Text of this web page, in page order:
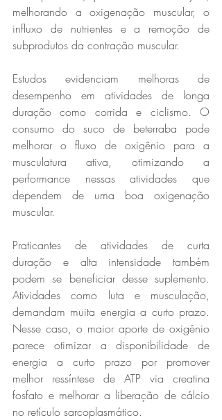
melhorando a oxigenação muscular, o
influxo de nutrientes e a remoção de
subprodutos da contração muscular.
Estudos evidenciam melhoras de
desempenho em atividades de longa
duração como corrida e ciclismo. O
consumo do suco de beterraba pode
melhorar o fluxo de oxigênio para a
musculatura ativa, otimizando a
performance nessas atividades que
dependem de uma boa oxigenação
muscular.
Praticantes de atividades de curta
duração e alta intensidade também
podem se beneficiar desse suplemento.
Atividades como luta e musculação,
demandam muita energia a curto prazo.
Nesse caso, o maior aporte de oxigênio
parece otimizar a disponibilidade de
energia a curto prazo por promover
melhor ressíntese de ATP via creatina
fosfato e melhorar a liberação de cálcio
no retículo sarcoplasmático.